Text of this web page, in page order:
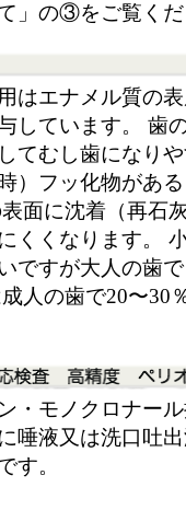
」の③をご覧く
はエナメル質の
しています。 歯
てむし歯になり
）フッ化物があ
面に沈着（再石
くくなります。
ですが大人の歯
人の歯で20〜30
・モノクロナー
唾液又は洗口吐
す。